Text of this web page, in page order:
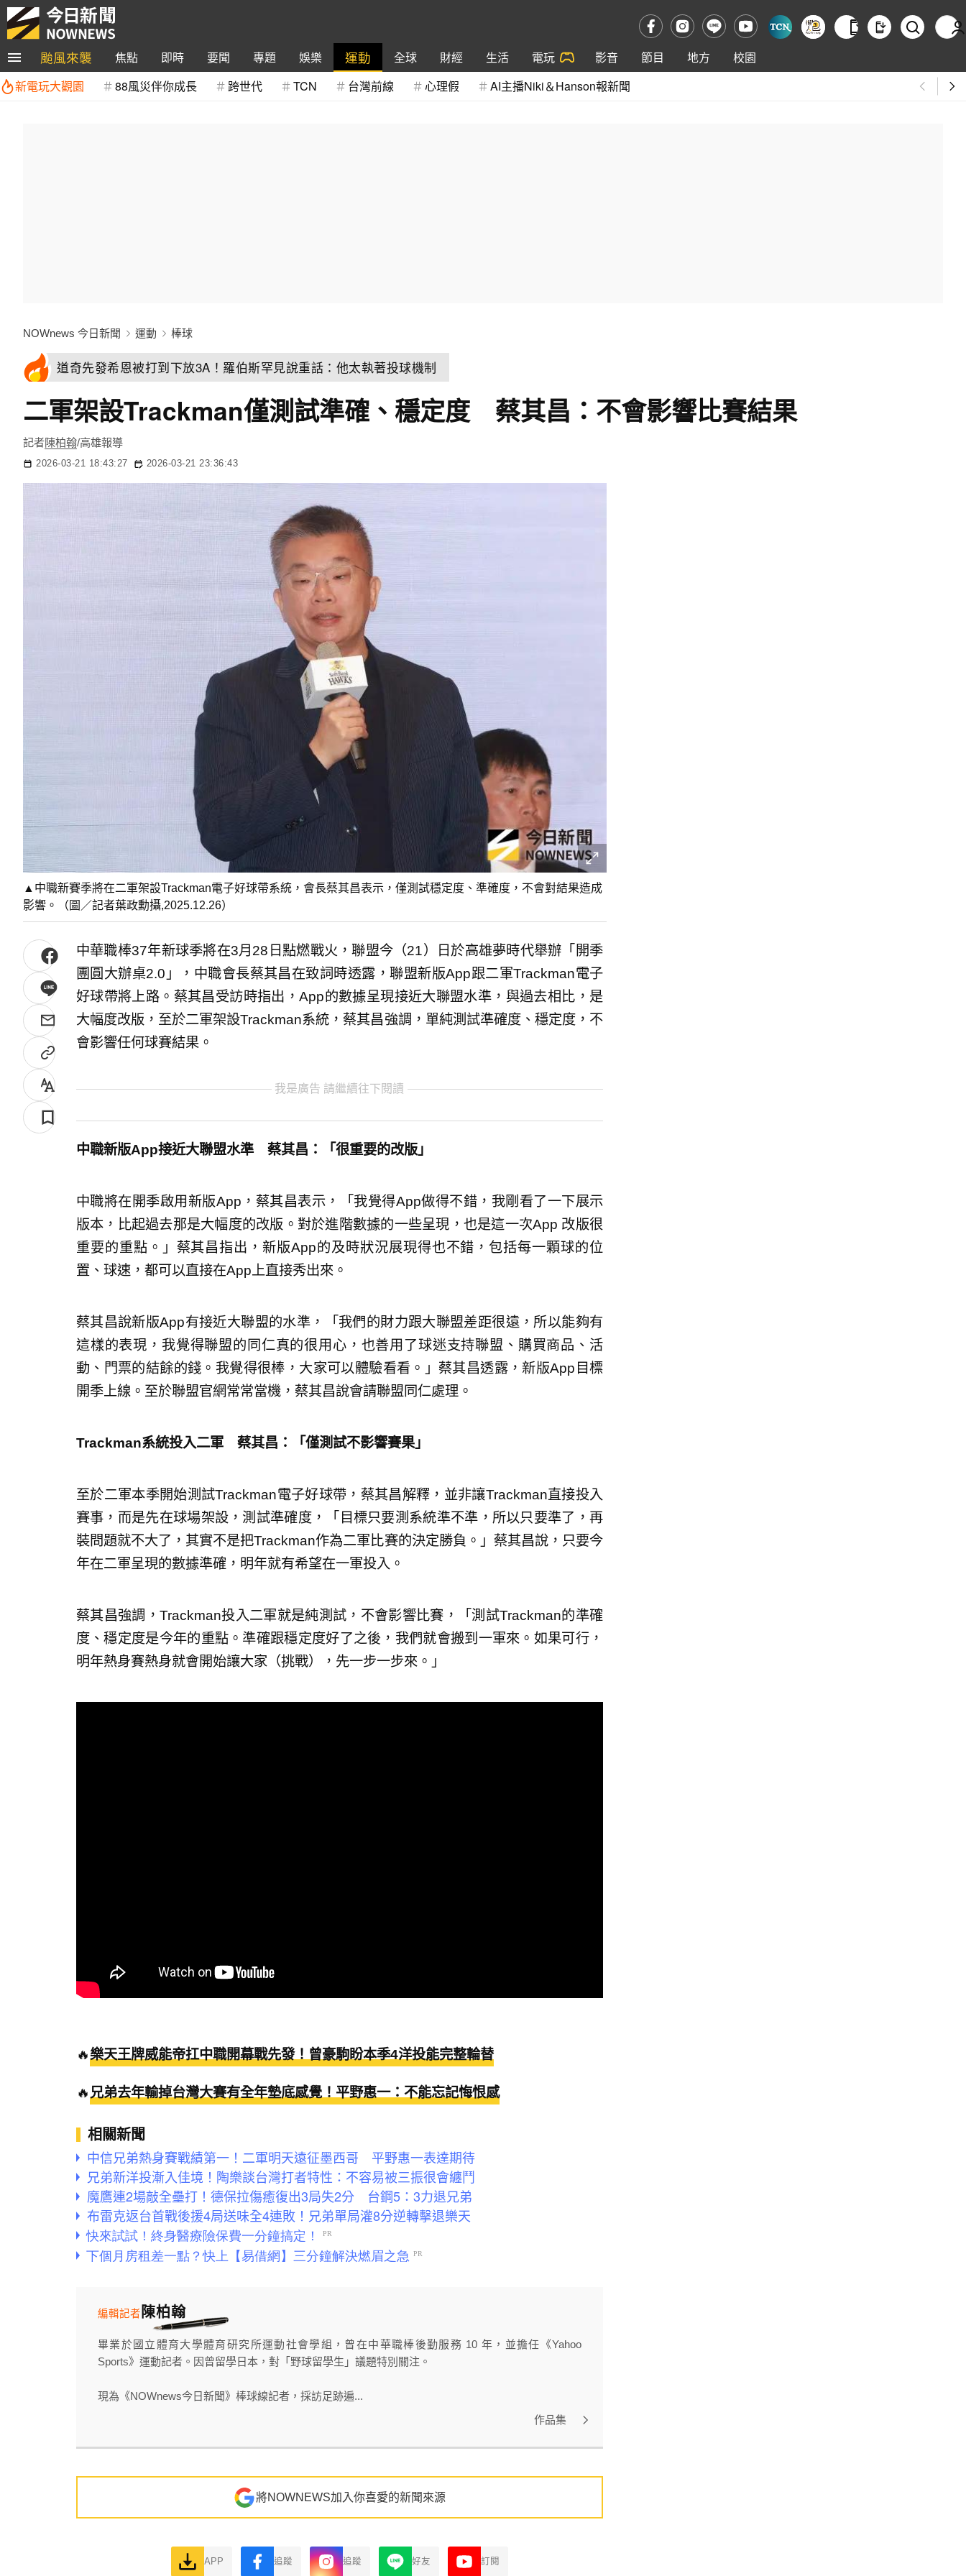
颱風來襲 焦點 即時 要聞 專題 娛樂 運動 全球 財經 生活 電玩 影音 節目 地方
校園
新電玩大觀園
88風災伴你成長 跨世代 TCN 台灣前線 心理假 AI主播Niki＆Hanson報新聞
NOWnews 今日新聞 運動 棒球
道奇先發希恩被打到下放3A！羅伯斯罕見說重話：他太執著投球機制
二軍架設Trackman僅測試準確、穩定度 蔡其昌：不會影響比賽結果
記者陳柏翰/高雄報導
2026-03-21 18:43:27 2026-03-21 23:36:43
▲中職新賽季將在二軍架設Trackman電子好球帶系統，會長蔡其昌表示，僅測試穩定度、準確度，不會對結果造成
影響。（圖／記者葉政勳攝,2025.12.26）
中華職棒37年新球季將在3月28日點燃戰火，聯盟今（21）日於高雄夢時代舉辦「開季
團圓大辦桌2.0」，中職會長蔡其昌在致詞時透露，聯盟新版App跟二軍Trackman電子
好球帶將上路。蔡其昌受訪時指出，App的數據呈現接近大聯盟水準，與過去相比，是
大幅度改版，至於二軍架設Trackman系統，蔡其昌強調，單純測試準確度、穩定度，不
會影響任何球賽結果。
我是廣告 請繼續往下閱讀
中職新版App接近大聯盟水準 蔡其昌：「很重要的改版」
中職將在開季啟用新版App，蔡其昌表示，「我覺得App做得不錯，我剛看了一下展示
版本，比起過去那是大幅度的改版。對於進階數據的一些呈現，也是這一次App 改版很
重要的重點。」蔡其昌指出，新版App的及時狀況展現得也不錯，包括每一顆球的位
置、球速，都可以直接在App上直接秀出來。
蔡其昌說新版App有接近大聯盟的水準，「我們的財力跟大聯盟差距很遠，所以能夠有
這樣的表現，我覺得聯盟的同仁真的很用心，也善用了球迷支持聯盟、購買商品、活
動、門票的結餘的錢。我覺得很棒，大家可以體驗看看。」蔡其昌透露，新版App目標
開季上線。至於聯盟官網常常當機，蔡其昌說會請聯盟同仁處理。
Trackman系統投入二軍 蔡其昌：「僅測試不影響賽果」
至於二軍本季開始測試Trackman電子好球帶，蔡其昌解釋，並非讓Trackman直接投入
賽事，而是先在球場架設，測試準確度，「目標只要測系統準不準，所以只要準了，再
裝問題就不大了，其實不是把Trackman作為二軍比賽的決定勝負。」蔡其昌說，只要今
年在二軍呈現的數據準確，明年就有希望在一軍投入。
蔡其昌強調，Trackman投入二軍就是純測試，不會影響比賽，「測試Trackman的準確
度、穩定度是今年的重點。準確跟穩定度好了之後，我們就會搬到一軍來。如果可行，
明年熱身賽熱身就會開始讓大家（挑戰），先一步一步來。」
🔥樂天王牌威能帝扛中職開幕戰先發！曾豪駒盼本季4洋投能完整輪替
🔥 兄弟去年輸掉台灣大賽有全年墊底感覺！平野惠一：不能忘記悔恨感
相關新聞
中信兄弟熱身賽戰績第一！二軍明天遠征墨西哥 平野惠一表達期待
兄弟新洋投漸入佳境！陶樂談台灣打者特性：不容易被三振很會纏鬥
魔鷹連2場敲全壘打！德保拉傷癒復出3局失2分 台鋼5：3力退兄弟
布雷克返台首戰後援4局送味全4連敗！兄弟單局灌8分逆轉擊退樂天
陳柏翰
編輯記者
畢業於國立體育大學體育研究所運動社會學組，曾在中華職棒後勤服務 10 年，並擔任《Yahoo
Sports》運動記者。因曾留學日本，對「野球留學生」議題特別關注。
現為《NOWnews今日新聞》棒球線記者，採訪足跡遍...
作品集
將NOWNEWS加入你喜愛的新聞來源
APP 追蹤 追蹤 好友 訂閱